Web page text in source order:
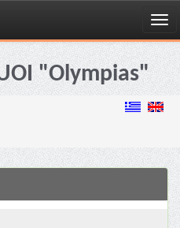
"Olympias"